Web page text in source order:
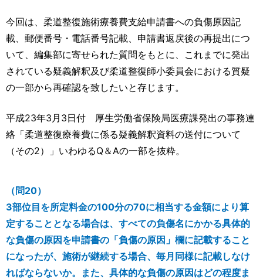
運営元 お問い合わせ
今回は、柔道整復施術療養費支給申請書への負傷原因記
載、郵便番号・電話番号記載、申請書返戻後の再提出につ
いて、編集部に寄せられた質問をもとに、これまでに発出
されている疑義解釈及び柔道整復師小委員会における質疑
の一部から再確認を致したいと存じます。
平成23年3月3日付 厚生労働省保険局医療課発出の事務連
絡「柔道整復療養費に係る疑義解釈資料の送付について
（その2）」いわゆるQ＆Aの一部を抜粋。
（問20）
3部位目を所定料金の100分の70に相当する金額により算
定することとなる場合は、すべての負傷名にかかる具体的
な負傷の原因を申請書の「負傷の原因」欄に記載すること
になったが、施術が継続する場合、毎月同様に記載しなけ
ればならないか。また、具体的な負傷の原因はどの程度ま